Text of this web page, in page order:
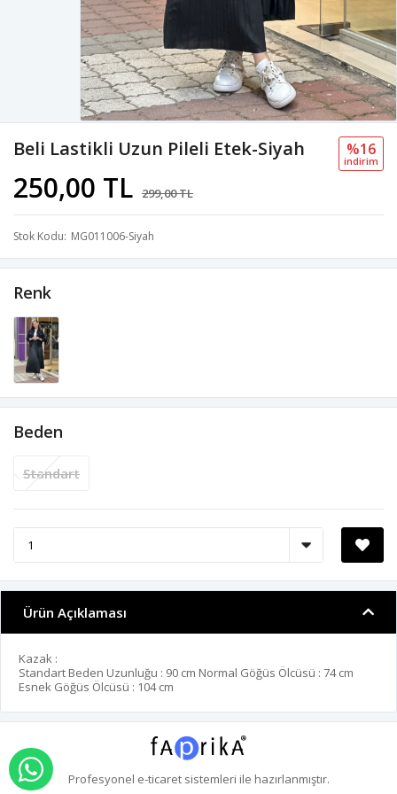
Beli Lastikli Uzun Pileli Etek-Siyah
250,00 TL 299,00 TL
%16
i̇ndi̇ri̇m
Stok Kodu MG011006-Siyah
Renk
Beden
Standart
Ürün Açıklaması
Kazak :
Standart Beden Uzunluğu : 90 cm Normal Göğüs Ölcüsü : 74 cm
Esnek Göğüs Ölcüsü : 104 cm
Profesyonel e-ticaretsistemleri ile hazırlanmıştır.